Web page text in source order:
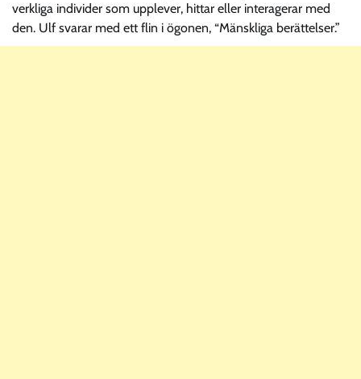
verkliga individer som upplever, hittar eller interagerar med
den. Ulf svarar med ett flin i ögonen, “Mänskliga berättelser.”